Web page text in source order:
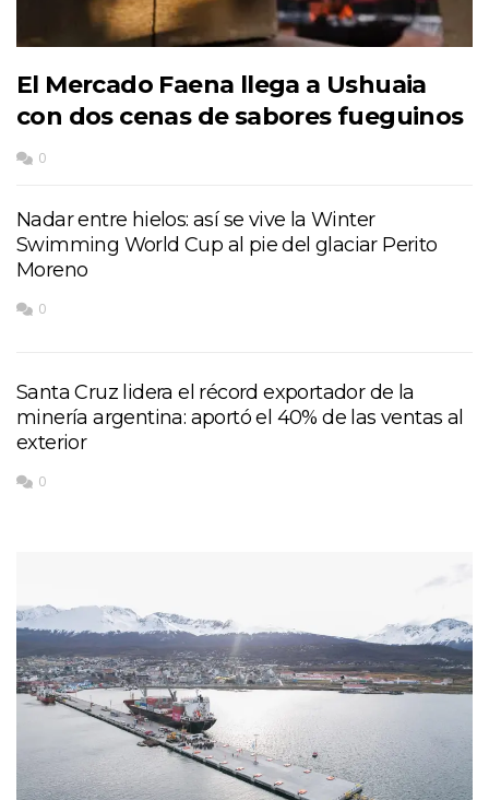
El Mercado Faena llega a Ushuaia
con dos cenas de sabores fueguinos
0
Nadar entre hielos: así se vive la Winter
Swimming World Cup al pie del glaciar Perito
Moreno
0
Santa Cruz lidera el récord exportador de la
minería argentina: aportó el 40% de las ventas al
exterior
0